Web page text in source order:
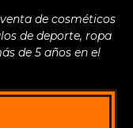
de cosméticos
de deporte, ropa
de 5 años en el